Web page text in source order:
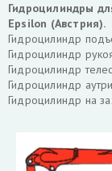
Гидроцилиндры
Epsilon (Австрия).
Гидроцилиндр
Гидроцилиндр
Гидроцилиндр
Гидроцилиндр
Гидроцилиндр на